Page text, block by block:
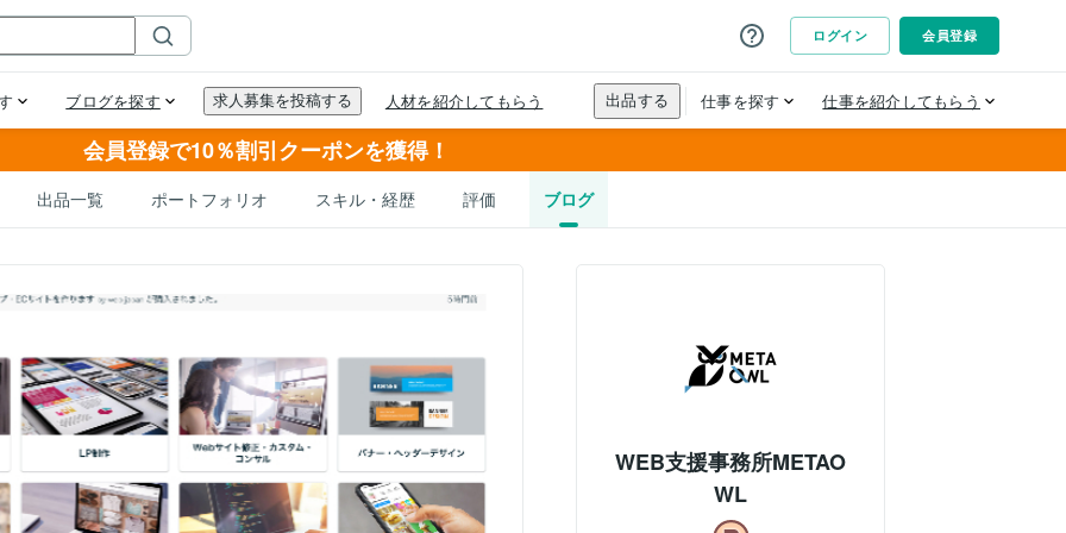
会員登録で10％割引クーポンを獲得！
出品一覧 ポートフォリオ スキル・経歴 評価 ブログ
WEB支援事務所METAO
WL